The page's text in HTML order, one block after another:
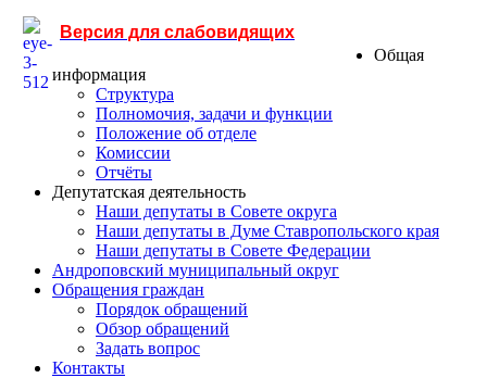
Версия для слабовидящих
Общая
информация
Структура
Полномочия, задачи и функции
Положение об отделе
Комиссии
Отчёты
Депутатская деятельность
Наши депутаты в Совете округа
Наши депутаты в Думе Ставропольского края
Наши депутаты в Совете Федерации
Андроповский муниципальный округ
Обращения граждан
Порядок обращений
Обзор обращений
Задать вопрос
Контакты